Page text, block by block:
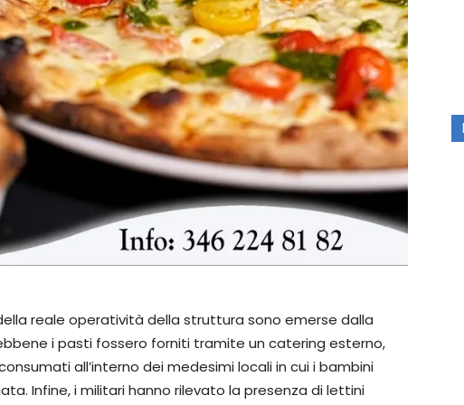
reale operatività della struttura sono emerse dalla
i pasti fossero forniti tramite un catering esterno,
all’interno dei medesimi locali in cui i bambini
Infine, i militari hanno rilevato la presenza di lettini